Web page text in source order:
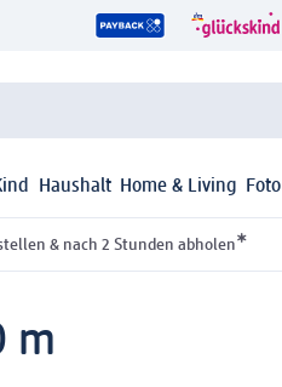
Haushalt Home & Living Foto
& nach 2 Stunden abholen*
m